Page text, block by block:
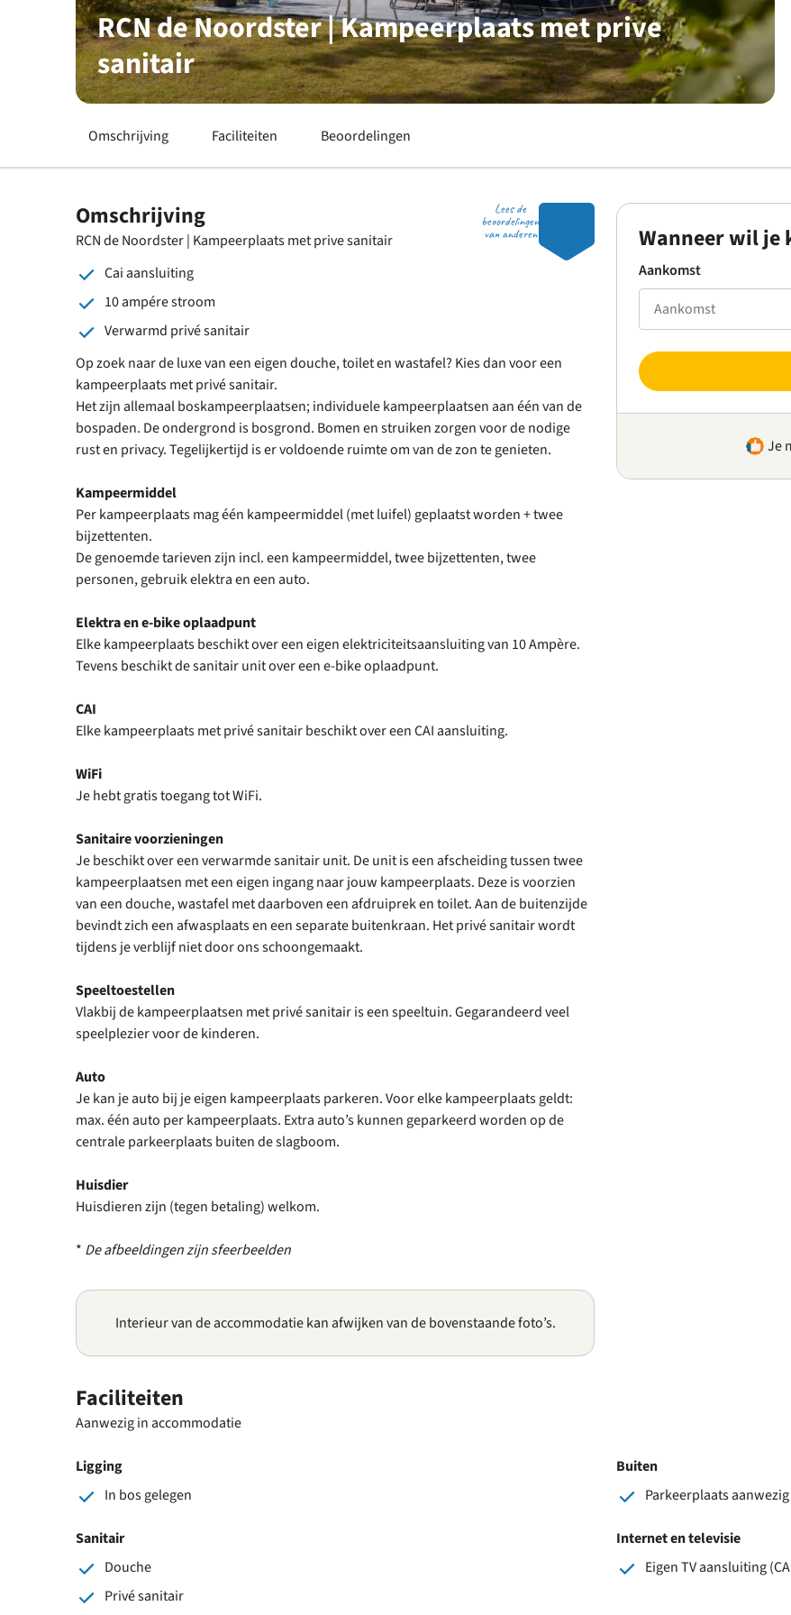
RCN de Noordster | Kampeerplaats met prive
sanitair
Omschrijving Faciliteiten Beoordelingen
Lees de
beoordelingen
van anderen
Omschrijving
RCN de Noordster | Kampeerplaats met prive sanitair
Cai aansluiting
10 ampére stroom
Verwarmd privé sanitair
Op zoek naar de luxe van een eigen douche, toilet en wastafel? Kies dan voor een
kampeerplaats met privé sanitair.
Het zijn allemaal boskampeerplaatsen; individuele kampeerplaatsen aan één van de
bospaden. De ondergrond is bosgrond. Bomen en struiken zorgen voor de nodige
rust en privacy. Tegelijkertijd is er voldoende ruimte om van de zon te genieten.
Kampeermiddel
Per kampeerplaats mag één kampeermiddel (met luifel) geplaatst worden + twee
bijzettenten.
De genoemde tarieven zijn incl. een kampeermiddel, twee bijzettenten, twee
personen, gebruik elektra en een auto.
Elektra en e-bike oplaadpunt
Elke kampeerplaats beschikt over een eigen elektriciteitsaansluiting van 10 Ampère.
Tevens beschikt de sanitair unit over een e-bike oplaadpunt.
CAI
Elke kampeerplaats met privé sanitair beschikt over een CAI aansluiting.
WiFi
Je hebt gratis toegang tot WiFi.
Sanitaire voorzieningen
Je beschikt over een verwarmde sanitair unit. De unit is een afscheiding tussen twee
kampeerplaatsen met een eigen ingang naar jouw kampeerplaats. Deze is voorzien
van een douche, wastafel met daarboven een afdruiprek en toilet. Aan de buitenzijde
bevindt zich een afwasplaats en een separate buitenkraan. Het privé sanitair wordt
tijdens je verblijf niet door ons schoongemaakt.
Speeltoestellen
Vlakbij de kampeerplaatsen met privé sanitair is een speeltuin. Gegarandeerd veel
speelplezier voor de kinderen.
Auto
Je kan je auto bij je eigen kampeerplaats parkeren. Voor elke kampeerplaats geldt:
max. één auto per kampeerplaats. Extra auto’s kunnen geparkeerd worden op de
centrale parkeerplaats buiten de slagboom.
Huisdier
Huisdieren zijn (tegen betaling) welkom.
* De afbeeldingen zijn sfeerbeelden
Interieur van de accommodatie kan afwijken van de bovenstaande foto’s.
Wanneer wil je
Aankomst
Je
Faciliteiten
Aanwezig in accommodatie
Ligging
In bos gelegen
Buiten
Parkeerplaats aanwezig
Sanitair
Douche
Privé sanitair
Internet en televisie
Eigen TV aansluiting